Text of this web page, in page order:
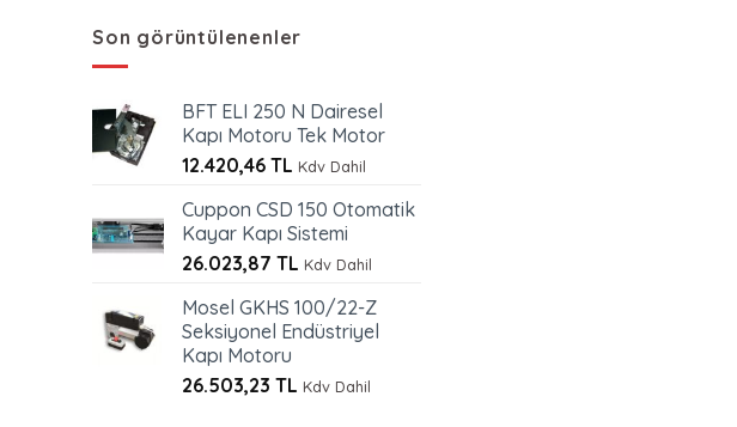
Son görüntülenenler
BFT ELI 250 N Dairesel
Kapı Motoru Tek Motor
12.420,46 TL Kdv Dahil
Cuppon CSD 150 Otomatik
Kayar Kapı Sistemi
26.023,87 TL Kdv Dahil
Mosel GKHS 100/22-Z
Seksiyonel Endüstriyel
Kapı Motoru
26.503,23 TL Kdv Dahil